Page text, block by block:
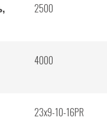
2500
4000
23x9-10-16PR